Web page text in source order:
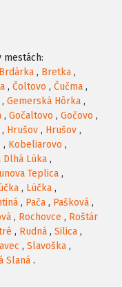
mestách:
Brdárka , Bretka ,
, Čoltovo , Čučma ,
, Gemerská Hôrka ,
, Gočaltovo , Gočovo ,
, Hrušov , Hrušov ,
, Kobeliarovo ,
Dlhá Lúka ,
Teplica ,
, Lúčka ,
, Pača , Pašková ,
, Rochovce , Roštár
, Rudná , Silica ,
, Slavoška ,
Slaná .